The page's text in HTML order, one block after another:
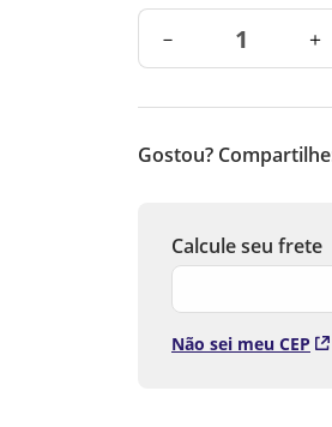
－ ＋
Gostou?
Não sei meu CEP